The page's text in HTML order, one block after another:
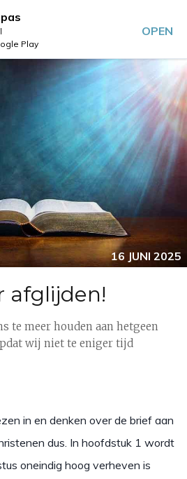
16 JUNI 2025
afglijden!
te meer houden aan hetgeen
wij niet te eniger tijd
in en denken over de brief aan
dus. In hoofdstuk 1 wordt
oneindig hoog verheven is
Play
OPEN